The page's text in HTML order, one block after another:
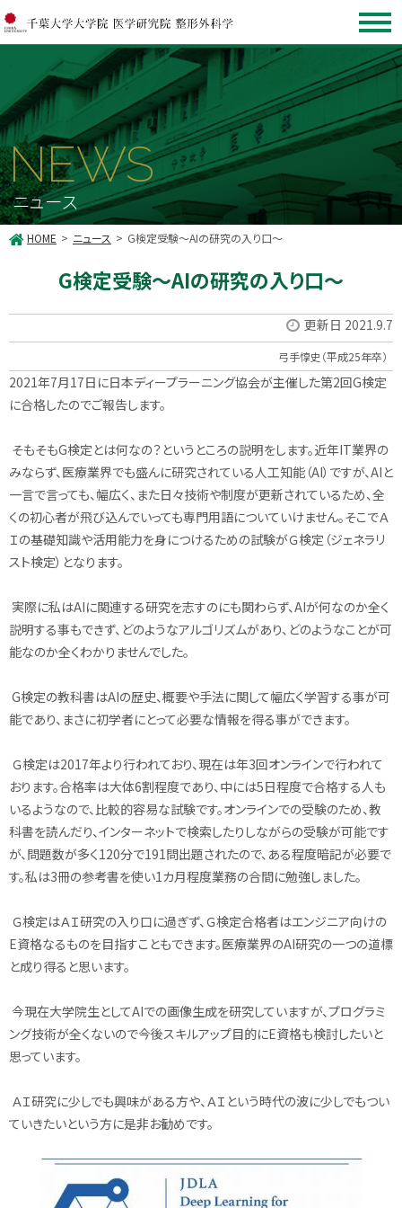
NEWS
ニュース
HOME ニュース G検定受験～AIの研究の入り口～
G検定受験～AIの研究の入り口～
更新日 2021.9.7
弓手惇史（平成25年卒）
2021年7月17日に日本ディープラーニング協会が主催した第2回G検定
に合格したのでご報告します。
そもそもG検定とは何なの？というところの説明をします。近年IT業界の
みならず、医療業界でも盛んに研究されている人工知能（AI）ですが、AIと
一言で言っても、幅広く、また日々技術や制度が更新されているため、全
くの初心者が飛び込んでいっても専門用語についていけません。そこでＡ
Ｉの基礎知識や活用能力を身につけるための試験がＧ検定（ジェネラリ
スト検定）となります。
実際に私はAIに関連する研究を志すのにも関わらず、AIが何なのか全く
説明する事もできず、どのようなアルゴリズムがあり、どのようなことが可
能なのか全くわかりませんでした。
G検定の教科書はAIの歴史、概要や手法に関して幅広く学習する事が可
能であり、まさに初学者にとって必要な情報を得る事ができます。
Ｇ検定は2017年より行われており、現在は年3回オンラインで行われて
おります。合格率は大体6割程度であり、中には5日程度で合格する人も
いるようなので、比較的容易な試験です。オンラインでの受験のため、教
科書を読んだり、インターネットで検索したりしながらの受験が可能です
が、問題数が多く120分で191問出題されたので、ある程度暗記が必要で
す。私は3冊の参考書を使い1カ月程度業務の合間に勉強しました。
Ｇ検定はＡＩ研究の入り口に過ぎず、Ｇ検定合格者はエンジニア向けの
E資格なるものを目指すこともできます。医療業界のAI研究の一つの道標
と成り得ると思います。
今現在大学院生としてAIでの画像生成を研究していますが、プログラミ
ング技術が全くないので今後スキルアップ目的にE資格も検討したいと
思っています。
ＡＩ研究に少しでも興味がある方や、ＡＩという時代の波に少しでもつい
ていきたいという方に是非お勧めです。